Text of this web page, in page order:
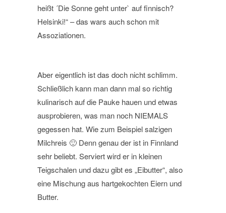
heißt ´Die Sonne geht unter` auf finnisch?
Helsinki!“ – das wars auch schon mit
Assoziationen.
Aber eigentlich ist das doch nicht schlimm.
Schließlich kann man dann mal so richtig
kulinarisch auf die Pauke hauen und etwas
ausprobieren, was man noch NIEMALS
gegessen hat. Wie zum Beispiel salzigen
Milchreis 🙂 Denn genau der ist in Finnland
sehr beliebt. Serviert wird er in kleinen
Teigschalen und dazu gibt es „Eibutter“, also
eine Mischung aus hartgekochten Eiern und
Butter.